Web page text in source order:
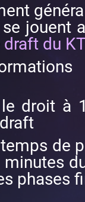
jouent
du
droit à
de
phases